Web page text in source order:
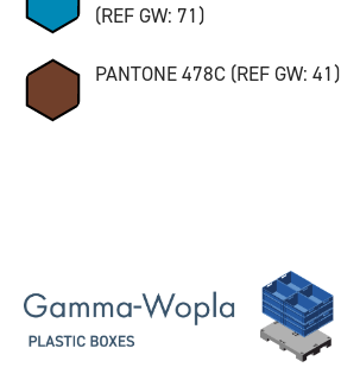
(REF GW: 71)
PANTONE 478C (REF GW: 41)